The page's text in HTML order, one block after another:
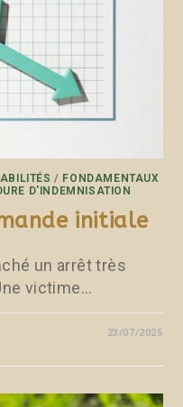
/ FONDAMENTAUX
D'INDEMNISATION
initiale
un arrêt très
victime…
23/07/2025